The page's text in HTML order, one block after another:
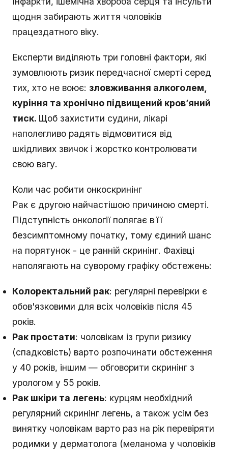
щодня забирають життя чоловіків
працездатного віку.
Експерти виділяють три головні фактори, які
зумовлюють ризик передчасної смерті серед
тих, хто не воює: зловживання алкоголем,
куріння та хронічно підвищений кров’яний
тиск. Щоб захистити судини, лікарі
наполегливо радять відмовитися від
шкідливих звичок і жорстко контролювати
свою вагу.
Коли час робити онкоскринінг
Рак є другою найчастішою причиною смерті.
Підступність онкології полягає в її
безсимптомному початку, тому єдиний шанс
на порятунок - це ранній скринінг. Фахівці
наполягають на суворому графіку обстежень:
Колоректальний рак: регулярні перевірки є
обов'язковими для всіх чоловіків після 45
років.
Рак простати: чоловікам із групи ризику
(спадковість) варто розпочинати обстеження
у 40 років, іншим — обговорити скринінг з
урологом у 55 років.
Рак шкіри та легень: курцям необхідний
регулярний скринінг легень, а також усім без
винятку чоловікам варто раз на рік перевіряти
родимки у дерматолога (меланома у чоловіків